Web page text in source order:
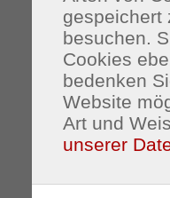
gespeichert
besuchen.
Cookies
bedenken
Website
Art und
unserer